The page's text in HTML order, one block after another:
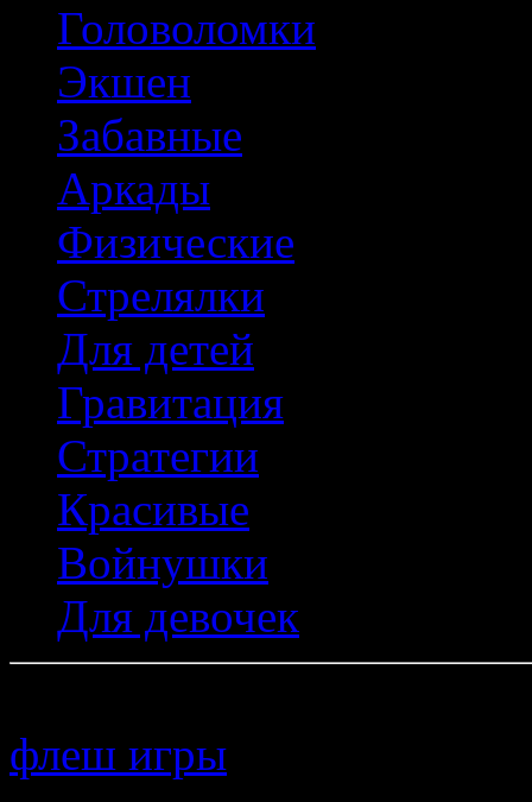
Головоломки
Экшен
Забавные
Аркады
Физические
Стрелялки
Для детей
Гравитация
Стратегии
Красивые
Войнушки
Для девочек
флеш игры